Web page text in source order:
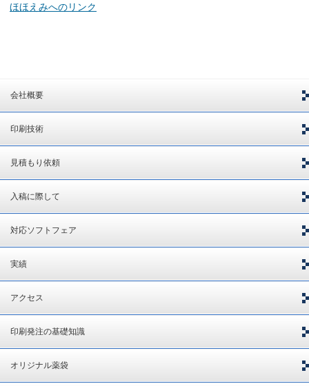
ほほえみへのリンク
会社概要
印刷技術
見積もり依頼
入稿に際して
対応ソフトフェア
実績
アクセス
印刷発注の基礎知識
オリジナル薬袋